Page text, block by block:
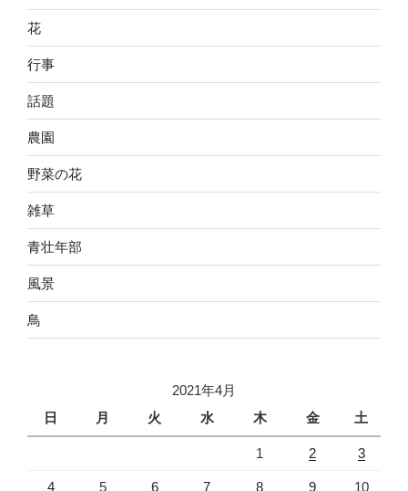
花
行事
話題
農園
野菜の花
雑草
青壮年部
風景
鳥
2021年4月
日
月 火 水 木 金 土
1 2 3
4 5 6 7 8 9 10